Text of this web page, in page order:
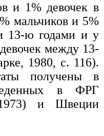
и 1% девочек в
мальчиков и 5%
13-ю годами и у
между 13-
1980, с. 116).
получены в
в ФРГ
и Швеции